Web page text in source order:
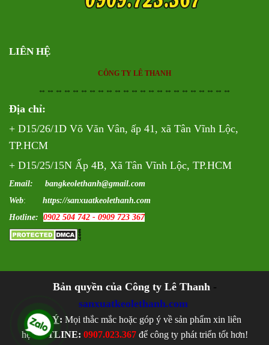
LIÊN HỆ
CÔNG TY LÊ THANH
⇔⇔⇔⇔⇔⇔⇔⇔⇔⇔⇔⇔⇔⇔⇔⇔⇔⇔⇔⇔⇔⇔⇔
Địa chỉ:
+ D15/26/1D Võ Văn Vân, ấp 41, xã Tân Vĩnh Lộc,
TP.HCM
+ D15/25/15N Ấp 4B, Xã Tân Vĩnh Lộc, TP.HCM
Email: bangkeolethanh@gmail.com
Web: https://sanxuatkeolethanh.com
Hotline: 0902 504 742 - 0909 723 367
Bản quyền của Công ty Lê Thanh-
sanxuatkeolethanh.com
LƯU Ý: Mọi thắc mắc hoặc góp ý về sản phẩm xin liên
hệHOTLINE: 0907.023.367 để công ty phát triển tốt hơn!